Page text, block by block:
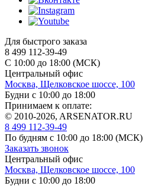
Для быстрого заказа
8 499 112-39-49
С 10:00 до 18:00 (МСК)
Центральный офис
Москва, Щелковское шоссе, 100
Будни с 10:00 до 18:00
Принимаем к оплате:
© 2010-2026, ARSENATOR.RU
8 499 112-39-49
По будням с 10:00 до 18:00 (МСК)
Заказать звонок
Центральный офис
Москва, Щелковское шоссе, 100
Будни с 10:00 до 18:00